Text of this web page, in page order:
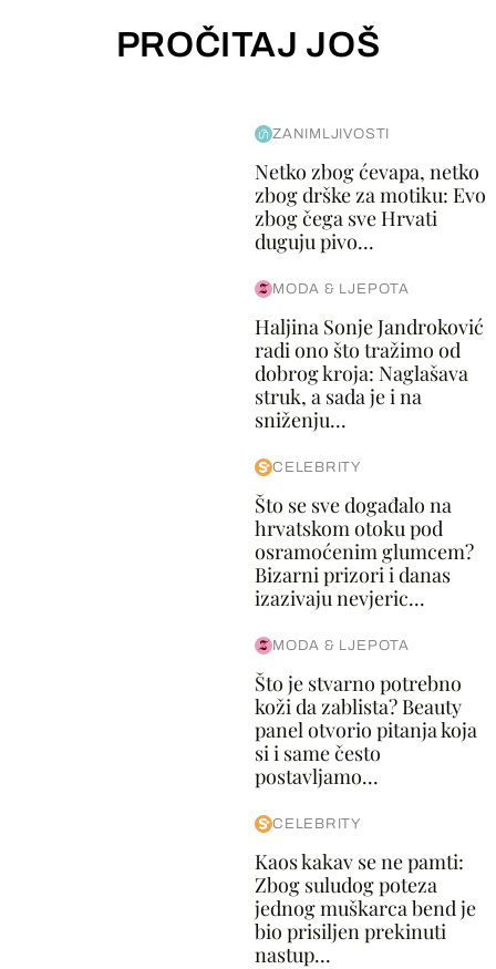
PROČITAJ JOŠ
ZANIMLJIVOSTI
Netko zbog ćevapa, netko
zbog drške za motiku: Evo
zbog čega sve Hrvati
duguju pivo...
MODA & LJEPOTA
Haljina Sonje Jandroković
radi ono što tražimo od
dobrog kroja: Naglašava
struk, a sada je i na
sniženju...
CELEBRITY
Što se sve događalo na
hrvatskom otoku pod
osramoćenim glumcem?
Bizarni prizori i danas
izazivaju nevjeric...
MODA & LJEPOTA
Što je stvarno potrebno
koži da zablista? Beauty
panel otvorio pitanja koja
si i same često
postavljamo...
CELEBRITY
Kaos kakav se ne pamti:
Zbog suludog poteza
jednog muškarca bend je
bio prisiljen prekinuti
nastup...